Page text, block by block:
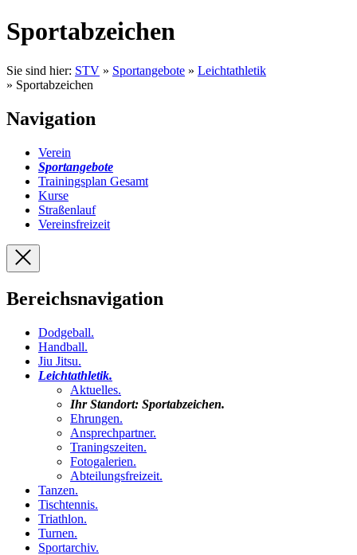
Sportabzeichen
Sie sind hier: STV » Sportangebote » Leichtathletik
» Sportabzeichen
Navigation
Verein
Sportangebote
Trainingsplan Gesamt
Kurse
Straßenlauf
Vereinsfreizeit
Bereichsnavigation
Dodgeball.
Handball.
Jiu Jitsu.
Leichtathletik.
Aktuelles.
Ihr Standort: Sportabzeichen.
Ehrungen.
Ansprechpartner.
Traningszeiten.
Fotogalerien.
Abteilungsfreizeit.
Tanzen.
Tischtennis.
Triathlon.
Turnen.
Sportarchiv.